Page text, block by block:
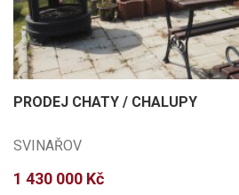
PRODEJ CHATY / CHALUPY
SVINAŘOV
1 430 000 Kč